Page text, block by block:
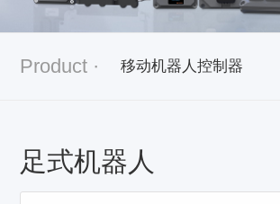
Product · 移动机器人控制器
足式机器人